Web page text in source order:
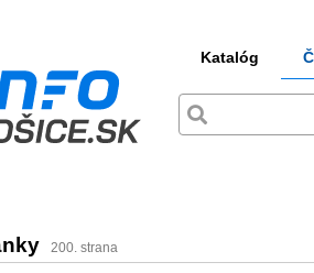
Katalóg
200. strana